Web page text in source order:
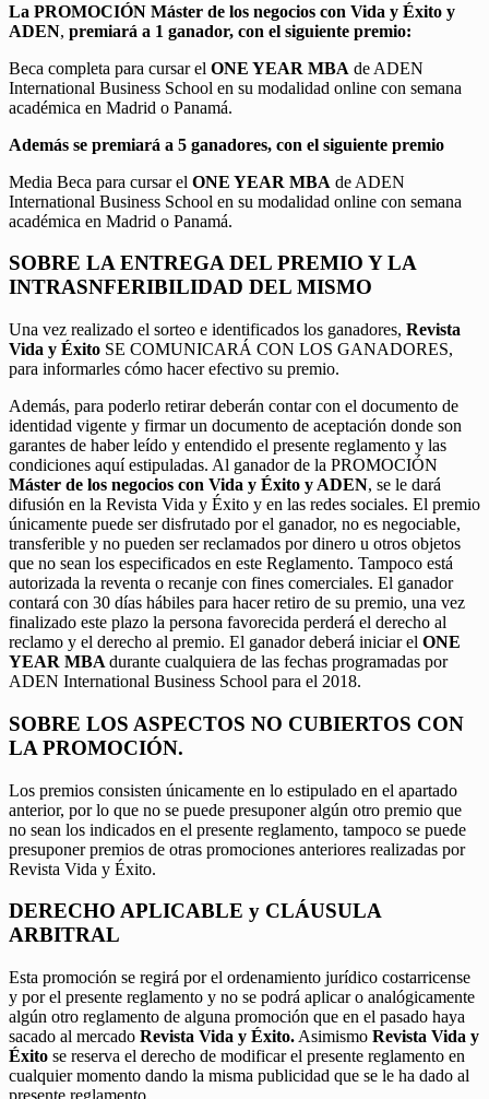
La PROMOCIÓN Máster de los negocios con Vida y Éxito y
ADEN, premiará a 1 ganador, con el siguiente premio:
Beca completa para cursar el ONE YEAR MBA de ADEN
International Business School en su modalidad online con semana
académica en Madrid o Panamá.
Además se premiará a 5 ganadores, con el siguiente premio
Media Beca para cursar el ONE YEAR MBA de ADEN
International Business School en su modalidad online con semana
académica en Madrid o Panamá.
SOBRE LA ENTREGA DEL PREMIO Y LA
INTRASNFERIBILIDAD DEL MISMO
Una vez realizado el sorteo e identificados los ganadores, Revista
Vida y Éxito SE COMUNICARÁ CON LOS GANADORES,
para informarles cómo hacer efectivo su premio.
Además, para poderlo retirar deberán contar con el documento de
identidad vigente y firmar un documento de aceptación donde son
garantes de haber leído y entendido el presente reglamento y las
condiciones aquí estipuladas. Al ganador de la PROMOCIÓN
Máster de los negocios con Vida y Éxito y ADEN, se le dará
difusión en la Revista Vida y Éxito y en las redes sociales. El premio
únicamente puede ser disfrutado por el ganador, no es negociable,
transferible y no pueden ser reclamados por dinero u otros objetos
que no sean los especificados en este Reglamento. Tampoco está
autorizada la reventa o recanje con fines comerciales. El ganador
contará con 30 días hábiles para hacer retiro de su premio, una vez
finalizado este plazo la persona favorecida perderá el derecho al
reclamo y el derecho al premio. El ganador deberá iniciar el ONE
YEAR MBA durante cualquiera de las fechas programadas por
ADEN International Business School para el 2018.
SOBRE LOS ASPECTOS NO CUBIERTOS CON
LA PROMOCIÓN.
Los premios consisten únicamente en lo estipulado en el apartado
anterior, por lo que no se puede presuponer algún otro premio que
no sean los indicados en el presente reglamento, tampoco se puede
presuponer premios de otras promociones anteriores realizadas por
Revista Vida y Éxito.
DERECHO APLICABLE y CLÁUSULA
ARBITRAL
Esta promoción se regirá por el ordenamiento jurídico costarricense
y por el presente reglamento y no se podrá aplicar o analógicamente
algún otro reglamento de alguna promoción que en el pasado haya
sacado al mercado Revista Vida y Éxito. Asimismo Revista Vida y
Éxito se reserva el derecho de modificar el presente reglamento en
cualquier momento dando la misma publicidad que se le ha dado al
presente reglamento.